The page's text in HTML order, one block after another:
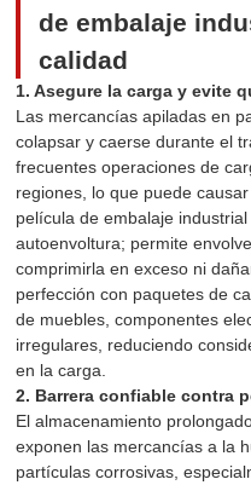
de embalaje
calidad
1. Asegure la carga y evite
Las mercancías apiladas en
colapsar y caerse durante el
frecuentes operaciones de
regiones, lo que puede
película de embalaje
autoenvoltura; permite
comprimirla en exceso ni
perfección con paquetes de
de muebles, componentes
irregulares, reduciendo
en la carga.
2. Barrera confiable contra
El almacenamiento
exponen las mercancías a la
partículas corrosivas,